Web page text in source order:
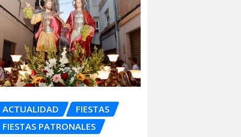
ACTUALIDAD
FIESTAS
FIESTAS PATRONALES